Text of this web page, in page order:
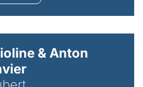
& Anton